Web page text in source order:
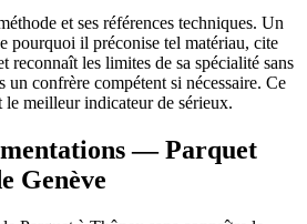
et ses références techniques. Un
pourquoi il préconise tel matériau, cite
reconnaît les limites de sa spécialité sans
un confrère compétent si nécessaire. Ce
le meilleur indicateur de sérieux.
— Parquet
Genève